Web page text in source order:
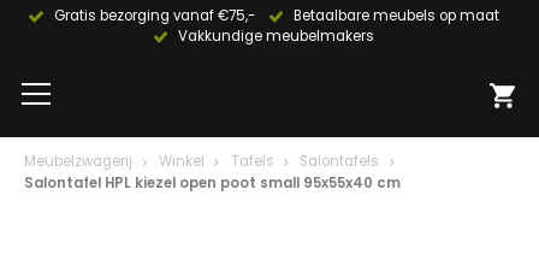
Gratis bezorging vanaf €75,-
Betaalbare meubels op maat
Vakkundige meubelmakers
Meubelzwagerij Winkel Tafels
Salontafels
Salontafel HPL kiezel open poot small 95x55x40 cm